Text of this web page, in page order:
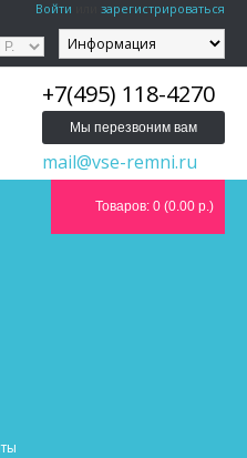
Войти зарегистрироваться
+7(495) 118-4270
Мы перезвоним вам
mail@vse-remni.ru
Товаров: 0 (0.00 р.)